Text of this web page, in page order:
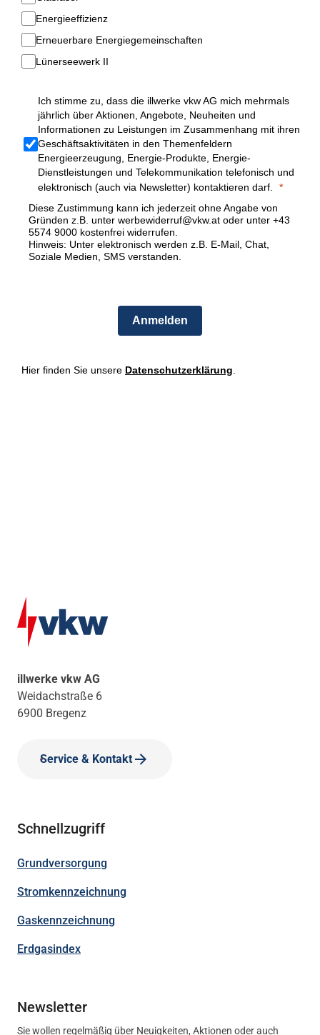
Energieeffizienz
Erneuerbare Energiegemeinschaften
Lünerseewerk II
Ich stimme zu, dass die illwerke vkw AG mich mehrmals
jährlich über Aktionen, Angebote, Neuheiten und
Informationen zu Leistungen im Zusammenhang mit ihren
Geschäftsaktivitäten in den Themenfeldern
Energieerzeugung, Energie-Produkte, Energie-
Dienstleistungen und Telekommunikation telefonisch und
elektronisch (auch via Newsletter) kontaktieren darf.
Diese Zustimmung kann ich jederzeit ohne Angabe von
Gründen z.B. unter werbewiderruf@vkw.at oder unter +43
5574 9000 kostenfrei widerrufen.
Hinweis: Unter elektronisch werden z.B. E-Mail, Chat,
Soziale Medien, SMS verstanden.
Anmelden
Hier finden Sie unsere Datenschutzerklärung
illwerke vkw AG
Weidachstraße 6
6900 Bregenz
Service & Kontakt
Schnellzugriff
Grundversorgung
Stromkennzeichnung
Gaskennzeichnung
Erdgasindex
Newsletter
Sie wollen regelmäßig über Neuigkeiten, Aktionen oder auch